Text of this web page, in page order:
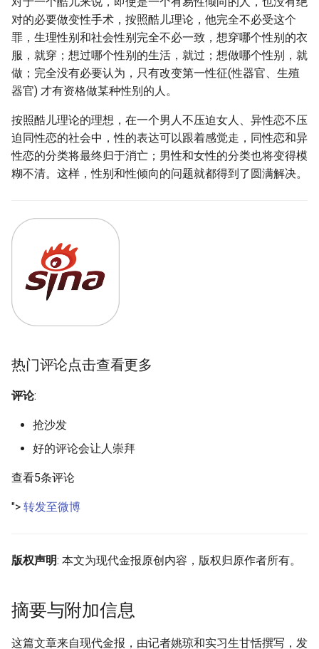
对的必要做变性手术，按照酷儿理论，他完全不必受这个
罪，生理性别和社会性别完全不必一致，想穿哪个性别的衣
服，就穿；想过哪个性别的生活，就过；想做哪个性别，就
做；完全没有必要认为，只有改变第一性征(性器官、生殖
器官) 才有资格做某种性别的人。
按照酷儿理论的理想，在一个男人不压迫女人、异性恋不压
迫同性恋的社会中，性的表达可以跟着感觉走，同性恋和异
性恋的分类将最终归于消亡；男性和女性的分类也将变得模
糊不清。这样，性别和性倾向的问题就都得到了圆满解决。
热门评论点击查看更多
评论:
抢沙发
好的评论会让人崇拜
查看5条评论
"> 转发至微博
版权声明: 本文为现代金报原创内容，版权归原作者所有。
摘要与附加信息
这篇文章来自现代金报，由记者姚琼和实习生甘恬撰写，发